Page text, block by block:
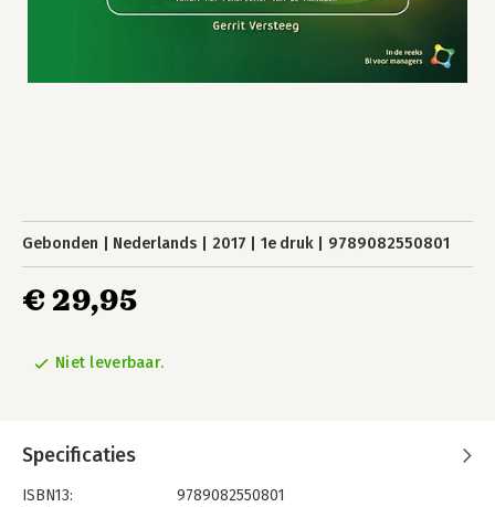
Gebonden Nederlands 2017 1e druk 9789082550801
€ 29,95
Niet leverbaar.
Specificaties
ISBN13:
9789082550801